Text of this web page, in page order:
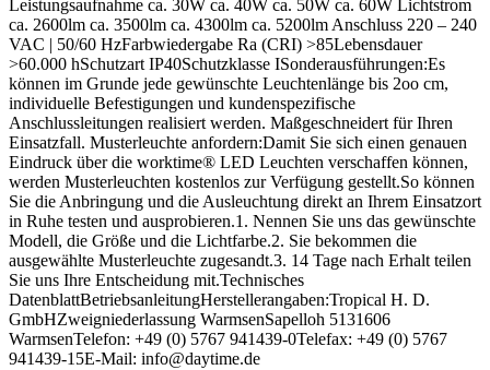
Leistungsaufnahme ca. 30W ca. 40W ca. 50W ca. 60W Lichtstrom
ca. 2600lm ca. 3500lm ca. 4300lm ca. 5200lm Anschluss 220 – 240
VAC | 50/60 HzFarbwiedergabe Ra (CRI) >85Lebensdauer
>60.000 hSchutzart IP40Schutzklasse ISonderausführungen:Es
können im Grunde jede gewünschte Leuchtenlänge bis 2oo cm,
individuelle Befestigungen und kundenspezifische
Anschlussleitungen realisiert werden. Maßgeschneidert für Ihren
Einsatzfall. Musterleuchte anfordern:Damit Sie sich einen genauen
Eindruck über die worktime® LED Leuchten verschaffen können,
werden Musterleuchten kostenlos zur Verfügung gestellt.So können
Sie die Anbringung und die Ausleuchtung direkt an Ihrem Einsatzort
in Ruhe testen und ausprobieren.1. Nennen Sie uns das gewünschte
Modell, die Größe und die Lichtfarbe.2. Sie bekommen die
ausgewählte Musterleuchte zugesandt.3. 14 Tage nach Erhalt teilen
Sie uns Ihre Entscheidung mit.Technisches
DatenblattBetriebsanleitungHerstellerangaben:Tropical H. D.
GmbHZweigniederlassung WarmsenSapelloh 5131606
WarmsenTelefon: +49 (0) 5767 941439-0Telefax: +49 (0) 5767
941439-15E-Mail: info@daytime.de